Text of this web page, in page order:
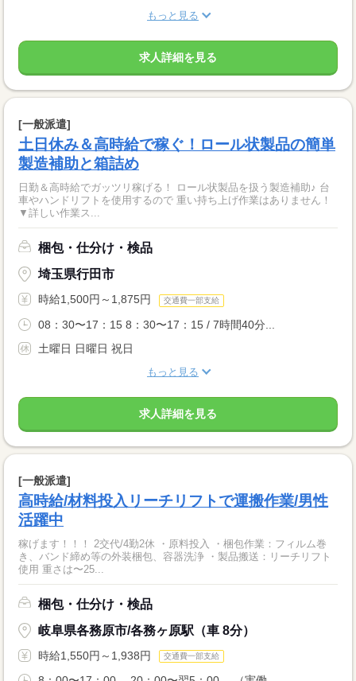
もっと見る
求人詳細を見る
[一般派遣]
土日休み＆高時給で稼ぐ！ロール状製品の簡単
製造補助と箱詰め
日勤＆高時給でガッツリ稼げる！ ロール状製品を扱う製造補助♪ 台
車やハンドリフトを使用するので 重い持ち上げ作業はありません！
▼詳しい作業ス...
梱包・仕分け・検品
埼玉県行田市
時給1,500円～1,875円 交通費一部支給
08：30〜17：15 8：30〜17：15 / 7時間40分...
土曜日 日曜日 祝日
もっと見る
求人詳細を見る
[一般派遣]
高時給/材料投入リーチリフトで運搬作業/男性
活躍中
稼げます！！！ 2交代/4勤2休 ・原料投入 ・梱包作業：フィルム巻
き、バンド締め等の外装梱包、容器洗浄 ・製品搬送：リーチリフト
使用 重さは〜25...
梱包・仕分け・検品
岐阜県各務原市/各務ヶ原駅（車 8分）
時給1,550円～1,938円 交通費一部支給